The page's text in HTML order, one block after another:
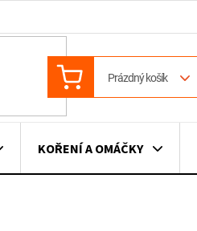
NÁKUPNÍ
KOŠÍK
Prázdný košík
KOŘENÍ A OMÁČKY